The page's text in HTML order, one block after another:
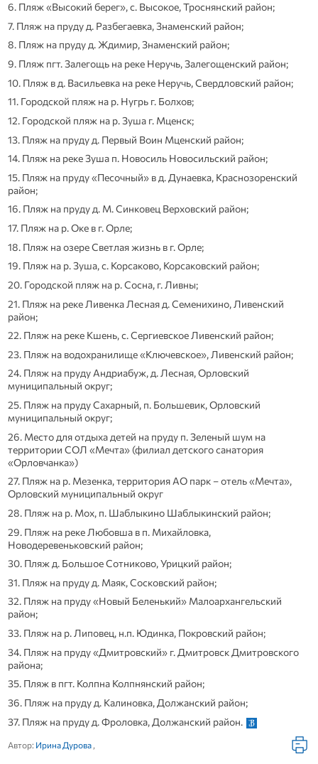
6. Пляж «Высокий берег», с. Высокое, Троснянский район;
7. Пляж на пруду д. Разбегаевка, Знаменский район;
8. Пляж на пруду д. Ждимир, Знаменский район;
9. Пляж пгт. Залегощь на реке Неручь, Залегощенский район;
10. Пляж в д. Васильевка на реке Неручь, Свердловский район;
11. Городской пляж на р. Нугрь г. Болхов;
12. Городской пляж на р. Зуша г. Мценск;
13. Пляж на пруду д. Первый Воин Мценский район;
14. Пляж на реке Зуша п. Новосиль Новосильский район;
15. Пляж на пруду «Песочный» в д. Дунаевка, Краснозоренский
район;
16. Пляж на пруду д. М. Синковец Верховский район;
17. Пляж на р. Оке в г. Орле;
18. Пляж на озере Светлая жизнь в г. Орле;
19. Пляж на р. Зуша, с. Корсаково, Корсаковский район;
20. Городской пляж на р. Сосна, г. Ливны;
21. Пляж на реке Ливенка Лесная д. Семенихино, Ливенский
район;
22. Пляж на реке Кшень, с. Сергиевское Ливенский район;
23. Пляж на водохранилище «Ключевское», Ливенский район;
24. Пляж на пруду Андриабуж, д. Лесная, Орловский
муниципальный округ;
25. Пляж на пруду Сахарный, п. Большевик, Орловский
муниципальный округ;
26. Место для отдыха детей на пруду п. Зеленый шум на
территории СОЛ «Мечта» (филиал детского санатория
«Орловчанка»)
27. Пляж на р. Мезенка, территория АО парк – отель «Мечта»,
Орловский муниципальный округ
28. Пляж на р. Мох, п. Шаблыкино Шаблыкинский район;
29. Пляж на реке Любовша в п. Михайловка,
Новодеревеньковский район;
30. Пляж д. Большое Сотниково, Урицкий район;
31. Пляж на пруду д. Маяк, Сосковский район;
32. Пляж на пруду «Новый Беленький» Малоархангельский
район;
33. Пляж на р. Липовец, н.п. Юдинка, Покровский район;
34. Пляж на пруду «Дмитровский» г. Дмитровск Дмитровского
района;
35. Пляж в пгт. Колпна Колпнянский район;
36. Пляж на пруду д. Калиновка, Должанский район;
37. Пляж на пруду д. Фроловка, Должанский район.
Автор: Ирина Дурова,